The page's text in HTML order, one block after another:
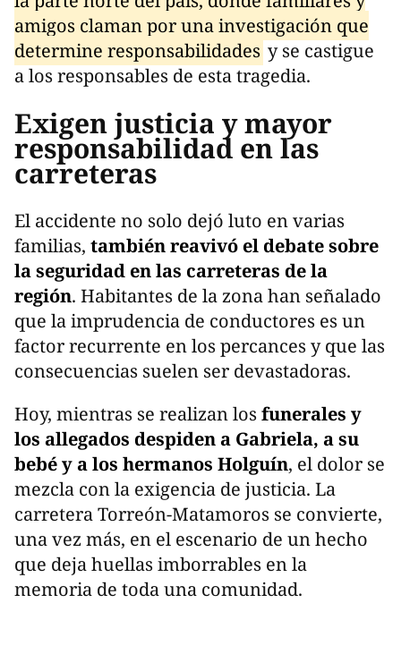
amigos claman por una investigación que
determine responsabilidades y se castigue
a los responsables de esta tragedia.
Exigen justicia y mayor
responsabilidad en las
carreteras
El accidente no solo dejó luto en varias
familias, también reavivó el debate sobre
la seguridad en las carreteras de la
región. Habitantes de la zona han señalado
que la imprudencia de conductores es un
factor recurrente en los percances y que las
consecuencias suelen ser devastadoras.
Hoy, mientras se realizan los funerales y
los allegados despiden a Gabriela, a su
bebé y a los hermanos Holguín, el dolor se
mezcla con la exigencia de justicia. La
carretera Torreón-Matamoros se convierte,
una vez más, en el escenario de un hecho
que deja huellas imborrables en la
memoria de toda una comunidad.